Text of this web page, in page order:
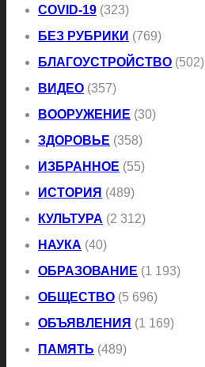
COVID-19 (323)
БЕЗ РУБРИКИ (769)
БЛАГОУСТРОЙСТВО (502)
ВИДЕО (357)
ВООРУЖЕНИЕ (30)
ЗДОРОВЬЕ (358)
ИЗБРАННОЕ (55)
ИСТОРИЯ (489)
КУЛЬТУРА (2 312)
НАУКА (40)
ОБРАЗОВАНИЕ (1 193)
ОБЩЕСТВО (5 696)
ОБЪЯВЛЕНИЯ (1 169)
ПАМЯТЬ (489)